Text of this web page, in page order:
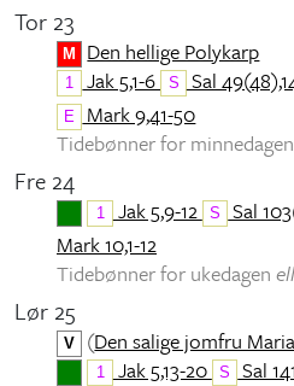
Tor 23
M Den hellige Polykarp
1 Jak 5,1-6 S Sal
E
Mark 9,41-50
Tidebønner for minnedagen
Fre 24
1 Jak 5,9-12 S Sal
Mark 10,1-12
Tidebønner for ukedagen
Lør 25
V (Den salige jomfru
1 Jak 5,13-20 S Sal